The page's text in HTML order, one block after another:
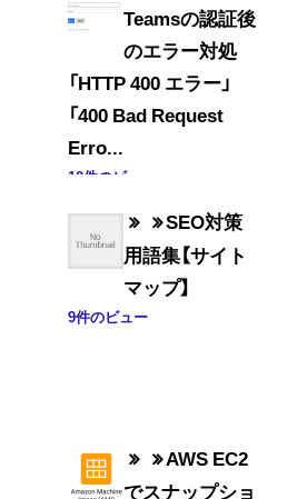
Teamsの認証後
のエラー対処
「HTTP 400 エラー」
「400 Bad Request
Erro...
10件のビュー
SEO対策
用語集【サイト
マップ】
9件のビュー
AWS EC2
でスナップショ